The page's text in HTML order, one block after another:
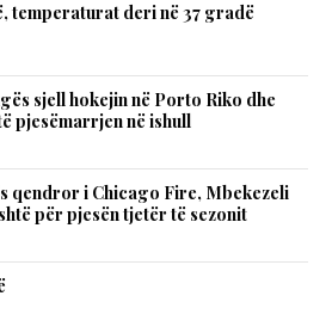
temperaturat deri në 37 gradë
sjell hokejin në Porto Riko dhe
pjesëmarrjen në ishull
qendror i Chicago Fire, Mbekezeli
për pjesën tjetër të sezonit